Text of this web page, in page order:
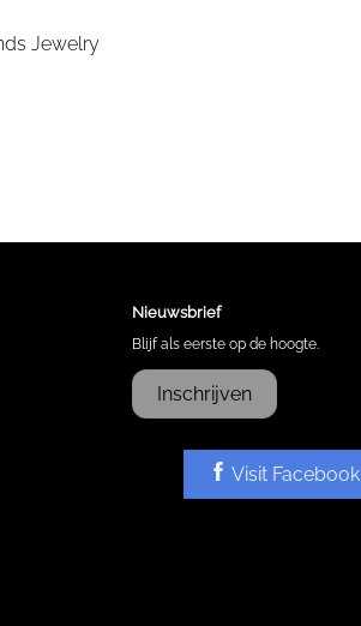
Nieuwsbrief
Blijf als eerste op de hoogte.
Inschrijven
Visit Facebook